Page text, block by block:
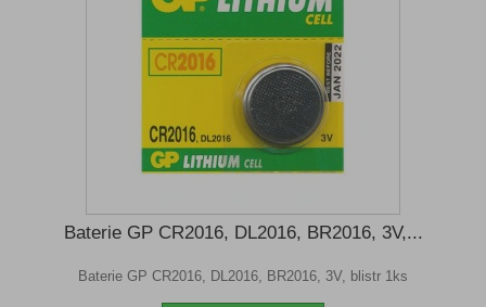
Baterie GP CR2016, DL2016, BR2016, 3V,...
Baterie GP CR2016, DL2016, BR2016, 3V, blistr 1ks